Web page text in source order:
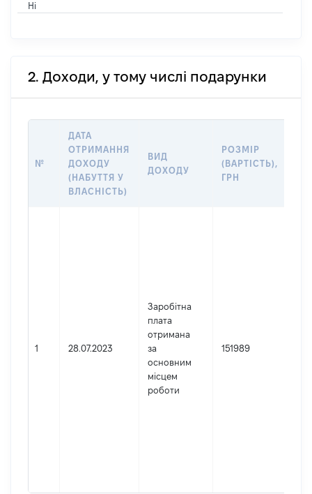
Ні
2. Доходи, у тому числі подарунки
№
ДАТА
ОТРИМАННЯ
ДОХОДУ
(НАБУТТЯ У
ВЛАСНІСТЬ)
ВИД
ДОХОДУ
РОЗМІР
(ВАРТІСТЬ),
ГРН
1 28.07.2023
Заробітна
плата
отримана
за
основним
місцем
роботи
151989